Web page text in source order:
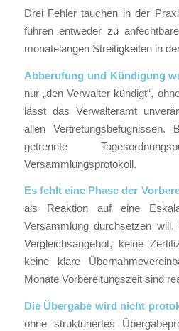
Drei Fehler tauchen in der
führen entweder zu
monatelangen Streitigkeiten in
Abberufung und Kündigung
nur „den Verwalter kündigt“,
lässt das Verwalteramt
allen Vertretungsbefugnissen.
getrennte
Versammlungsprotokoll.
Es fehlt eine Phase der
als Reaktion auf eine
Versammlung durchsetzen
Vergleichsangebot, keine
keine klare
Monate Vorbereitungszeit sind
Die Übergabe wird nicht
ohne strukturiertes